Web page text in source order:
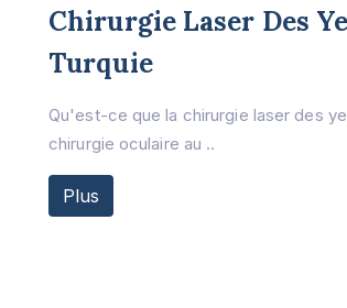
Chirurgie Laser Des
Turquie
Qu'est-ce que la chirurgie laser des
chirurgie oculaire au ..
Plus